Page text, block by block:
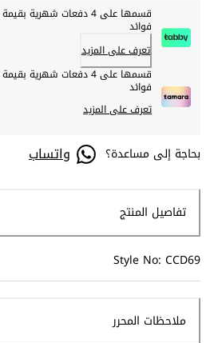
قسمها على 4 دفعات شهرية بقيمة
فوائد
تعرف على المزيد
قسمها على 4 دفعات شهرية بقيمة
فوائد
تعرف على المزيد
بحاجة إلى مساعدة؟ واتساب
تفاصيل المنتج
Style No: CCD69
ملاحظات المحرر